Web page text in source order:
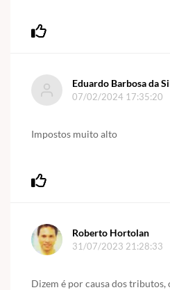
Eduardo Barbosa da
07/02/2024 17:35:20
Impostos muito alto
Roberto Hortolan
31/07/2023 21:28:33
Dizem é por causa dos tributos,